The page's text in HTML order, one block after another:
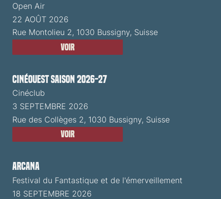
Open Air
22 AOÛT 2026
Rue Montolieu 2, 1030 Bussigny, Suisse
Voir
CinéOuest Saison 2026-27
Cinéclub
3 SEPTEMBRE 2026
Rue des Collèges 2, 1030 Bussigny, Suisse
Voir
ARCANA
Festival du Fantastique et de l'émerveillement
18 SEPTEMBRE 2026